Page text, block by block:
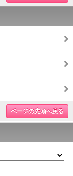
ページの先頭へ戻る